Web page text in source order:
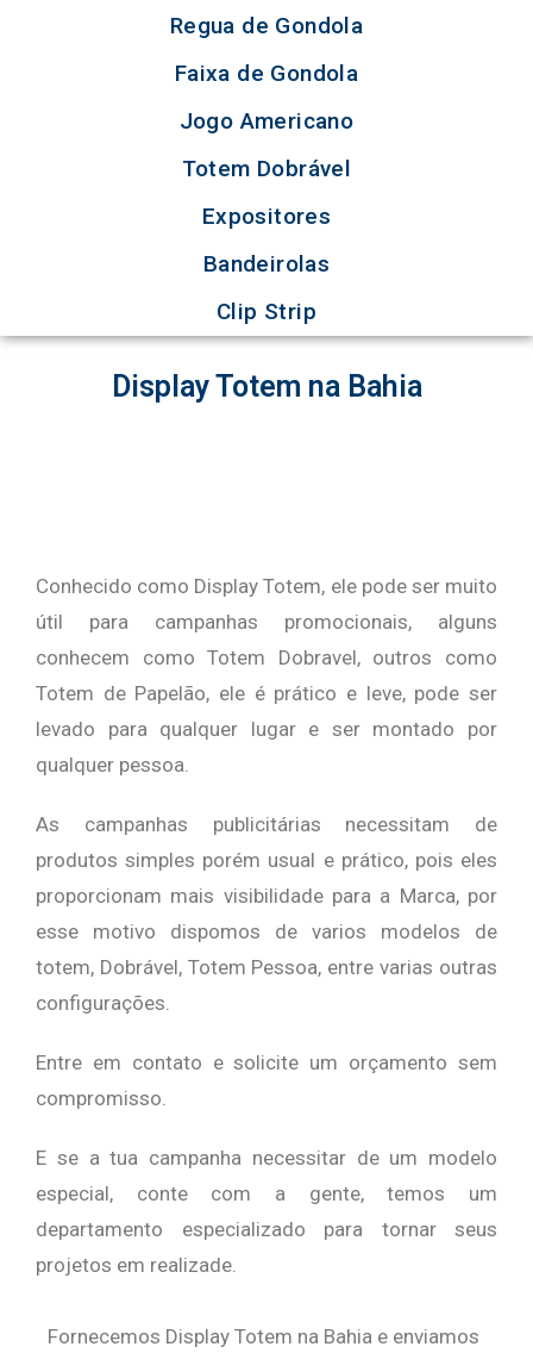
Regua de Gondola
Faixa de Gondola
Jogo Americano
Totem Dobrável
Expositores
Bandeirolas
Clip Strip
Display Totem na Bahia
Conhecido como Display Totem, ele pode ser muito
útil para campanhas promocionais, alguns
conhecem como Totem Dobravel, outros como
Totem de Papelão, ele é prático e leve, pode ser
levado para qualquer lugar e ser montado por
qualquer pessoa.
As campanhas publicitárias necessitam de
produtos simples porém usual e prático, pois eles
proporcionam mais visibilidade para a Marca, por
esse motivo dispomos de varios modelos de
totem, Dobrável, Totem Pessoa, entre varias outras
configurações.
Entre em contato e solicite um orçamento sem
compromisso.
E se a tua campanha necessitar de um modelo
especial, conte com a gente, temos um
departamento especializado para tornar seus
projetos em realizade.
Fornecemos Display Totem na Bahia e enviamos